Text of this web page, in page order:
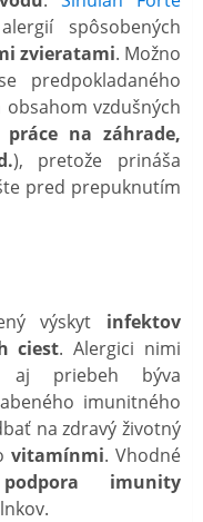
spôsobených
zvieratami. Možno
predpokladaného
vzdušných
na záhrade,
), pretože prináša
pred prepuknutím
výskyt infektov
ciest. Alergici nimi
aj priebeh býva
imunitného
na zdravý životný
vitamínmi. Vhodné
imunity